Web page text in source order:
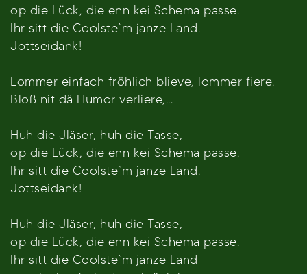
op die Lück, die enn kei Schema passe.
Ihr sitt die Coolste`m janze Land.
Jottseidank!
Lommer einfach fröhlich blieve, lommer fiere.
Bloß nit dä Humor verliere,...
Huh die Jläser, huh die Tasse,
op die Lück, die enn kei Schema passe.
Ihr sitt die Coolste`m janze Land.
Jottseidank!
Huh die Jläser, huh die Tasse,
op die Lück, die enn kei Schema passe.
Ihr sitt die Coolste`m janze Land